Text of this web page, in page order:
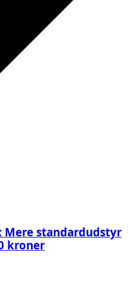
Mere standardudstyr
kroner